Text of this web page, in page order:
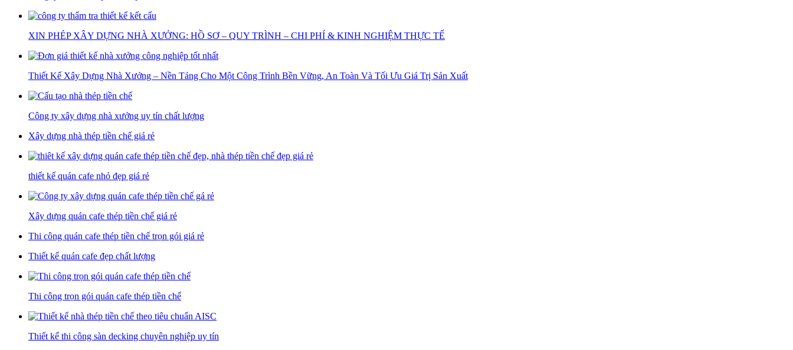
XIN PHÉP XÂY DỰNG NHÀ XƯỞNG: HỒ SƠ – QUY TRÌNH – CHI PHÍ & KINH NGHIỆM THỰC TẾ
Thiết Kế Xây Dựng Nhà Xưởng – Nền Tảng Cho Một Công Trình Bền Vững, An Toàn Và Tối Ưu Giá Trị Sản Xuất
Công ty xây dựng nhà xưởng uy tín chất lượng
Xây dựng nhà thép tiền chế giá rẻ
thiết kế quán cafe nhỏ đẹp giá rẻ
Xây dựng quán cafe thép tiền chế giá rẻ
Thi công quán cafe thép tiền chế trọn gói giá rẻ
Thiết kế quán cafe đẹp chất lượng
Thi công trọn gói quán cafe thép tiền chế
Thiết kế thi công sàn decking chuyên nghiệp uy tín